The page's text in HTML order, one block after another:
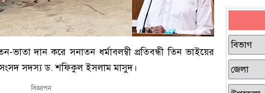
ভাতা দান করে সনাতন ধর্মাবলম্বী প্রতিবন্ধী তিন ভাইয়ের
সংসদ সদস্য ড. শফিকুল ইসলাম মাসুদ।
বিজ্ঞাপন